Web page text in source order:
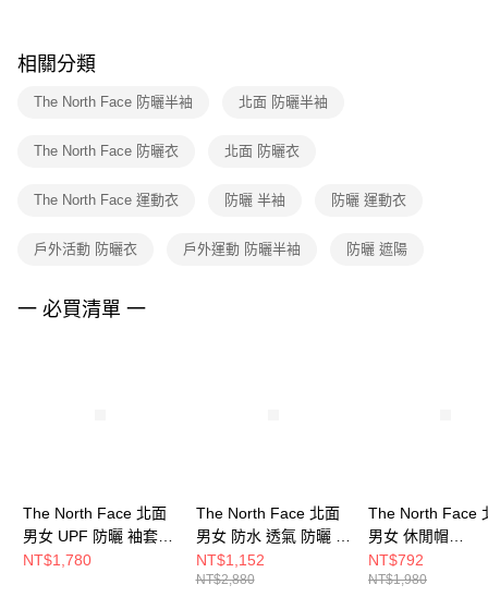
※ 交易是否成功請以「AFTEE先享後付 」之結帳頁面顯示為準，若有關於
是否繳費成功／繳費後需取消欲退款等相關疑問，請聯繫「AFTEE先享後付
客戶支援中心」https://netprotections.freshdesk.com/support/home
１．透過由恩沛科技股份有限公司提供之「AFTEE先享後付」服務完成之交
權轉讓予恩沛科技股份有限公司。
３．未成年的使用者請事先徵得法定代理人或監護人之同意方可使用
４．使用「AFTEE先享後付」時，將依據個別帳號之用戶狀況，依本公司即
相關分類
The North Face 防曬半袖 北面 防曬半袖
The North Face 防曬衣 北面 防曬衣
The North Face 運動衣 防曬 半袖 防曬 運動衣
戶外活動 防曬衣 戶外運動 防曬半袖 防曬 遮陽
一 必買清單 一
The North Face 北面
男女 UPF 防曬 袖套
BASE SUN SLEEVE
NT$1,780
The North Face 北面
男女 防水 透氣 防曬 漁
夫帽 NF0A86RYQK7
NT$1,152
NT$2,880
The North Face
男女 休閒帽
NF0A86S3ROU
NT$792
NT$1,980